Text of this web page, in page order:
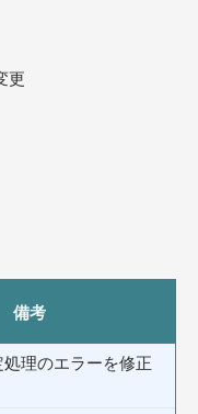
更
備考
理のエラーを修正